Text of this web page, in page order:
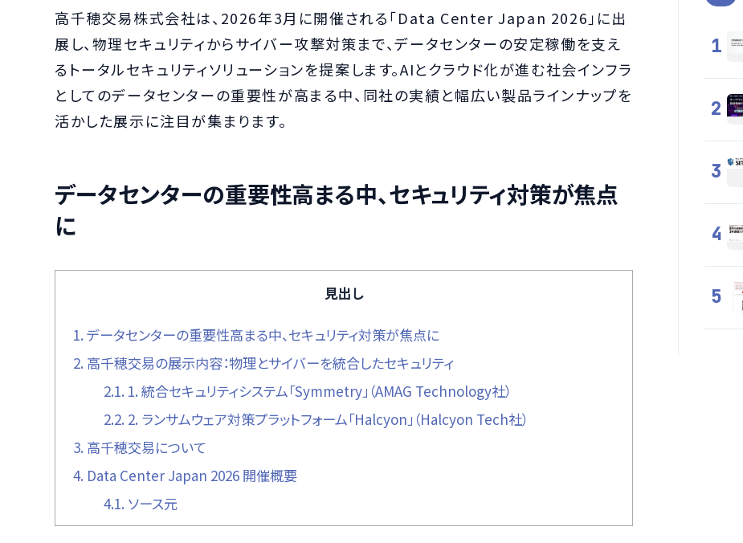
高千穂交易株式会社は、2026年3月に開催される「Data Center Japan 2026」に出
展し、物理セキュリティからサイバー攻撃対策まで、データセンターの安定稼働を支え
るトータルセキュリティソリューションを提案します。AIとクラウド化が進む社会インフラ
としてのデータセンターの重要性が高まる中、同社の実績と幅広い製品ラインナップを
活かした展示に注目が集まります。
データセンターの重要性高まる中、セキュリティ対策が焦点
に
見出し
1. データセンターの重要性高まる中、セキュリティ対策が焦点に
2. 高千穂交易の展示内容：物理とサイバーを統合したセキュリティ
2.1. 1. 統合セキュリティシステム「Symmetry」（AMAG Technology社）
2.2. 2. ランサムウェア対策プラットフォーム「Halcyon」（Halcyon Tech社）
3. 高千穂交易について
4. Data Center Japan 2026 開催概要
4.1. ソース元
1
2
3
4
5